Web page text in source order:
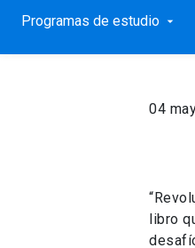
Programas de estudio arrow_drop_down
por
04
libro